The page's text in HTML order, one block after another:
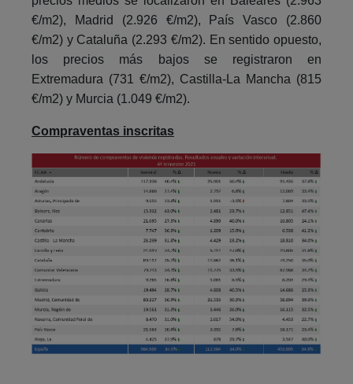
€/m2), Madrid (2.926 €/m2), País Vasco (2.860
€/m2) y Cataluña (2.293 €/m2). En sentido opuesto,
los precios más bajos se registraron en
Extremadura (731 €/m2), Castilla-La Mancha (815
€/m2) y Murcia (1.049 €/m2).
Compraventas inscritas